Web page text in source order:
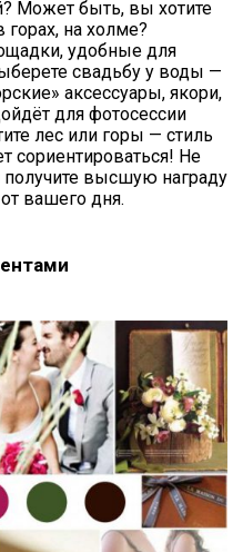
Может быть, вы хотите
на холме?
удобные для
свадьбу у воды —
аксессуары, якори,
для фотосессии
лес или горы — стиль
сориентироваться! Не
получите высшую награду
вашего дня.